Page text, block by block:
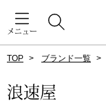
メニュー
TOP ブランド一覧
浪速屋